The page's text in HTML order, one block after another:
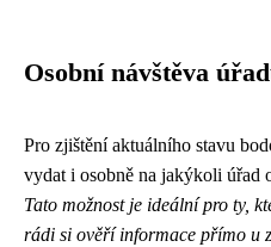
Osobní návštěva
Pro zjištění aktuálního stavu
vydat i osobně na jakýkoli úřad
Tato možnost je ideální pro ty,
rádi si ověří informace přímo u